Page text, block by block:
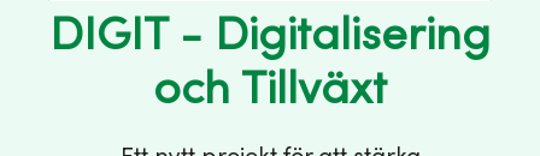
DIGIT - Digitalisering
och Tillväxt